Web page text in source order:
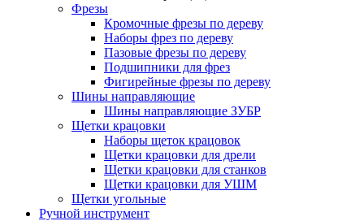
Фрезы
Кромочные фрезы по дереву
Наборы фрез по дереву
Пазовые фрезы по дереву
Подшипники для фрез
Фигирейные фрезы по дереву
Шины направляющие
Шины направляющие ЗУБР
Щетки крацовки
Наборы щеток крацовок
Щетки крацовки для дрели
Щетки крацовки для станков
Щетки крацовки для УШМ
Щетки угольные
Ручной инструмент